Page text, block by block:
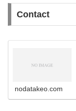
Contact
nodatakeo.com